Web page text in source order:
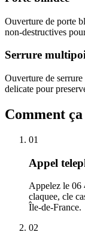
Ouverture de porte
non-destructives
Serrure
Ouverture de
delicate pour
Comment ça
01
Appel
Appelez le 06
claquee, cle
Île-de-France.
02